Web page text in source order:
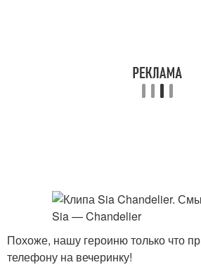
Похоже, нашу героиню только что
телефону на вечеринку!